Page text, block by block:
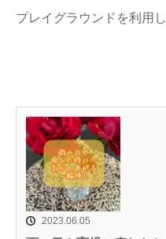
プレイグラウンドを利用
2023.06.05